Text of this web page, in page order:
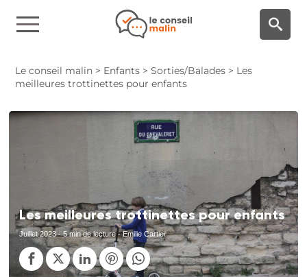
Le conseil malin > Enfants >Sorties/Balades > Les
meilleures trottinettes pour enfants
Les meilleures trottinettes pour enfants
Juillet 2023- 5 min de lecture - Emilie Cartier